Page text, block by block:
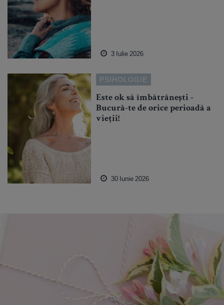
3 Iulie 2026
PSIHOLOGIE
Este ok să îmbătrânești -
Bucură-te de orice perioadă a
vieții!
30 Iunie 2026